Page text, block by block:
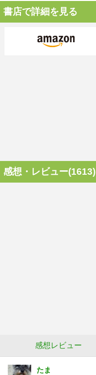
書店で詳細を見る
感想・レビュー(1613)
感想レビュー
たま